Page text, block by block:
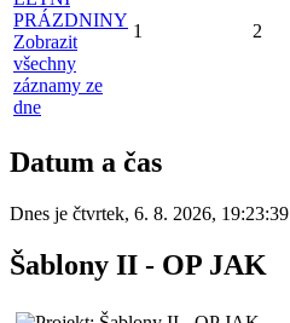
PRÁZDNINY
Zobrazit
všechny
záznamy ze
dne
1 2
Datum a čas
Dnes je čtvrtek, 6. 8. 2026, 19:23:39
Šablony II - OP JAK